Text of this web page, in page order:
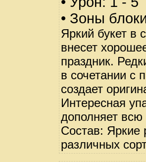
• Зоны
Яркий букет в
внесет
праздник.
в сочетании с
создает
Интересная
дополняет
Состав: Яркие
различных